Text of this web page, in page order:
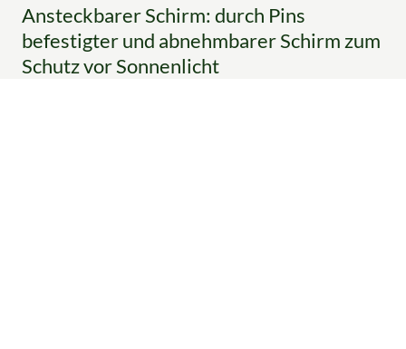
Ansteckbarer Schirm: durch Pins
befestigter und abnehmbarer Schirm zum
Schutz vor Sonnenlicht